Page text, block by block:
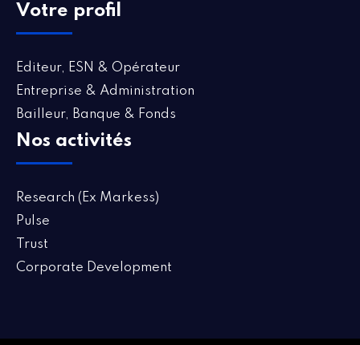
Votre profil
Editeur, ESN & Opérateur
Entreprise & Administration
Bailleur, Banque & Fonds
Nos activités
Research (Ex Markess)
Pulse
Trust
Corporate Development